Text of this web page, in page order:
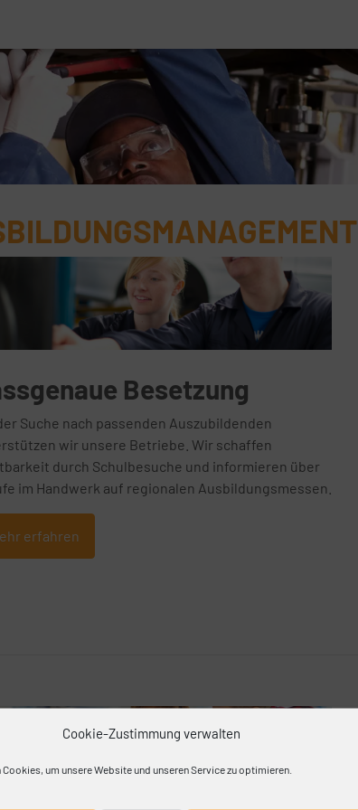
Cookie-Zustimmung verwalten
um unsere Website und unseren Service zu optimieren.
Besetzung
Suche nach passenden Auszubildenden
wir unsere Betriebe. Wir schaffen
durch Schulbesuche und informieren über
im Handwerk auf regionalen Ausbildungsmessen.
erfahren